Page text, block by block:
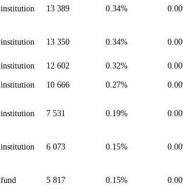
institution 13 389 0.34%
institution 13 350 0.34%
institution 12 602 0.32%
institution 10 666 0.27%
institution 7 531 0.19%
institution 6 073 0.15%
fund 5 817 0.15%